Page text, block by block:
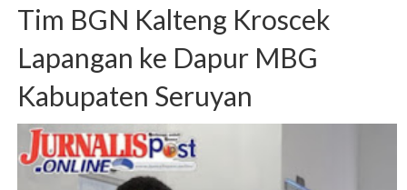
Tim BGN Kalteng Kroscek
Lapangan ke Dapur MBG
Kabupaten Seruyan